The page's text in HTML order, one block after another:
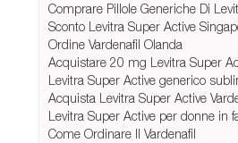
Comprare Pillole Generiche Di
Sconto Levitra Super Active
Ordine Vardenafil Olanda
Acquistare 20 mg Levitra Super
Levitra Super Active generico
Acquista Levitra Super Active
Levitra Super Active per donne in
Come Ordinare Il Vardenafil